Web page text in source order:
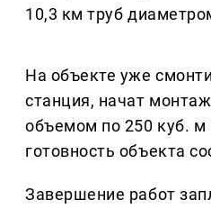
10,3 км труб
На объекте уже
станция, начат
объемом по 250 куб.
готовность объекта
Завершение работ